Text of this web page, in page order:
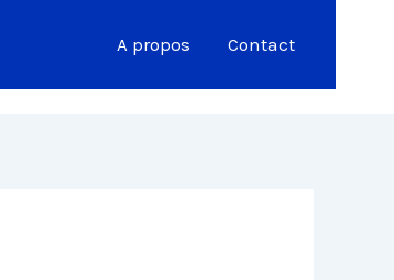
A propos Contact